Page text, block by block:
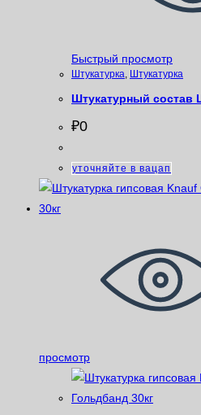
Быстрый просмотр
Штукатурка, Штукатурка
Штукатурный состав
₽0
уточняйте в вацап
просмотр